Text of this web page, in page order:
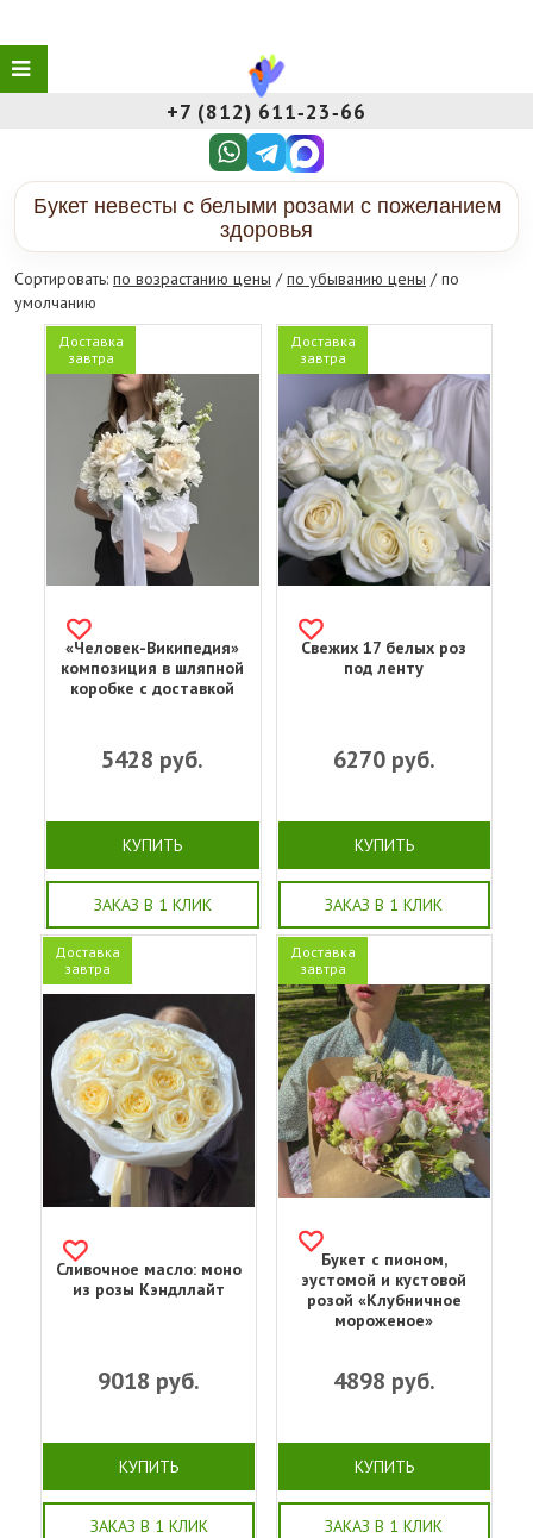
+7 (812) 611‑23‑66
Букет невесты с белыми розами с пожеланием
здоровья
Сортировать: по возрастанию цены /по убыванию цены / по
умолчанию
Доставка
завтра
«Человек-Википедия»
композиция в шляпной
коробке с доставкой
5428 руб.
КУПИТЬ
ЗАКАЗ В 1 КЛИК
Доставка
завтра
Свежих 17 белых роз
под ленту
6270руб.
КУПИТЬ
ЗАКАЗ В 1 КЛИК
Доставка
завтра
Сливочное масло: моно
из розы Кэндллайт
9018 руб.
КУПИТЬ
ЗАКАЗ В 1 КЛИК
Доставка
завтра
Букет с пионом,
эустомой и кустовой
розой «Клубничное
мороженое»
4898 руб.
КУПИТЬ
ЗАКАЗ В 1 КЛИК